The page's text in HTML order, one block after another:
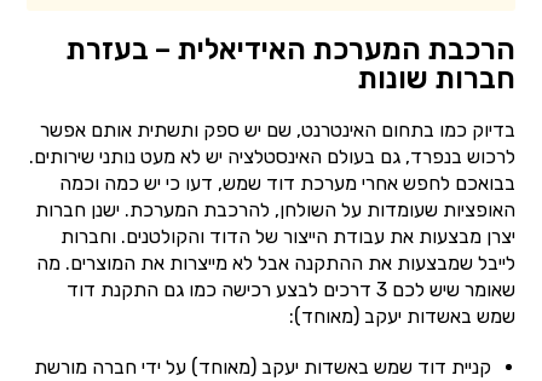
הרכבת המערכת האידיאלית – בעזרת
חברות שונות
בדיוק כמו בתחום האינטרנט, שם יש ספק ותשתית אותם אפשר
לרכוש בנפרד, גם בעולם האינסטלציה יש לא מעט נותני שירותים.
בבואכם לחפש אחרי מערכת דוד שמש, דעו כי יש כמה וכמה
האופציות שעומדות על השולחן, להרכבת המערכת. ישנן חברות
יצרן מבצעות את עבודת הייצור של הדוד והקולטנים. וחברות
לייבל שמבצעות את ההתקנה אבל לא מייצרות את המוצרים. מה
שאומר שיש לכם 3 דרכים לבצע רכישה כמו גם התקנת דוד
שמש באשדות יעקב (מאוחד):
קניית דוד שמש באשדות יעקב (מאוחד) על ידי חברה מורשת